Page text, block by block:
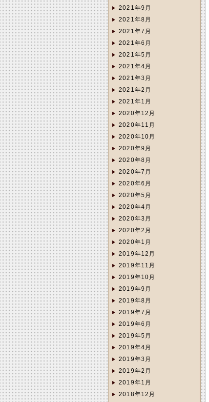
2021年9月
2021年8月
2021年7月
2021年6月
2021年5月
2021年4月
2021年3月
2021年2月
2021年1月
2020年12月
2020年11月
2020年10月
2020年9月
2020年8月
2020年7月
2020年6月
2020年5月
2020年4月
2020年3月
2020年2月
2020年1月
2019年12月
2019年11月
2019年10月
2019年9月
2019年8月
2019年7月
2019年6月
2019年5月
2019年4月
2019年3月
2019年2月
2019年1月
2018年12月